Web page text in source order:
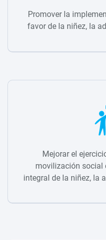
Promover la
favor de la niñez, la
Mejorar el
movilización social
integral de la niñez, la